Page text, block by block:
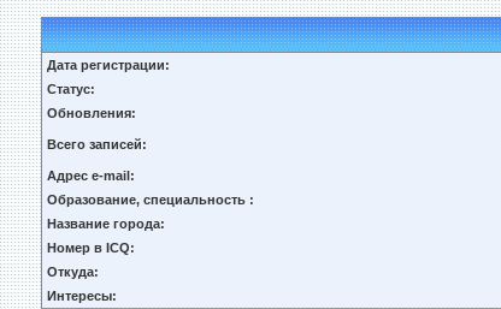
Дата регистрации:
Статус:
Обновления:
Всего записей:
Адрес e-mail:
Образование, специальность :
Название города:
Номер в ICQ:
Откуда:
Интересы: